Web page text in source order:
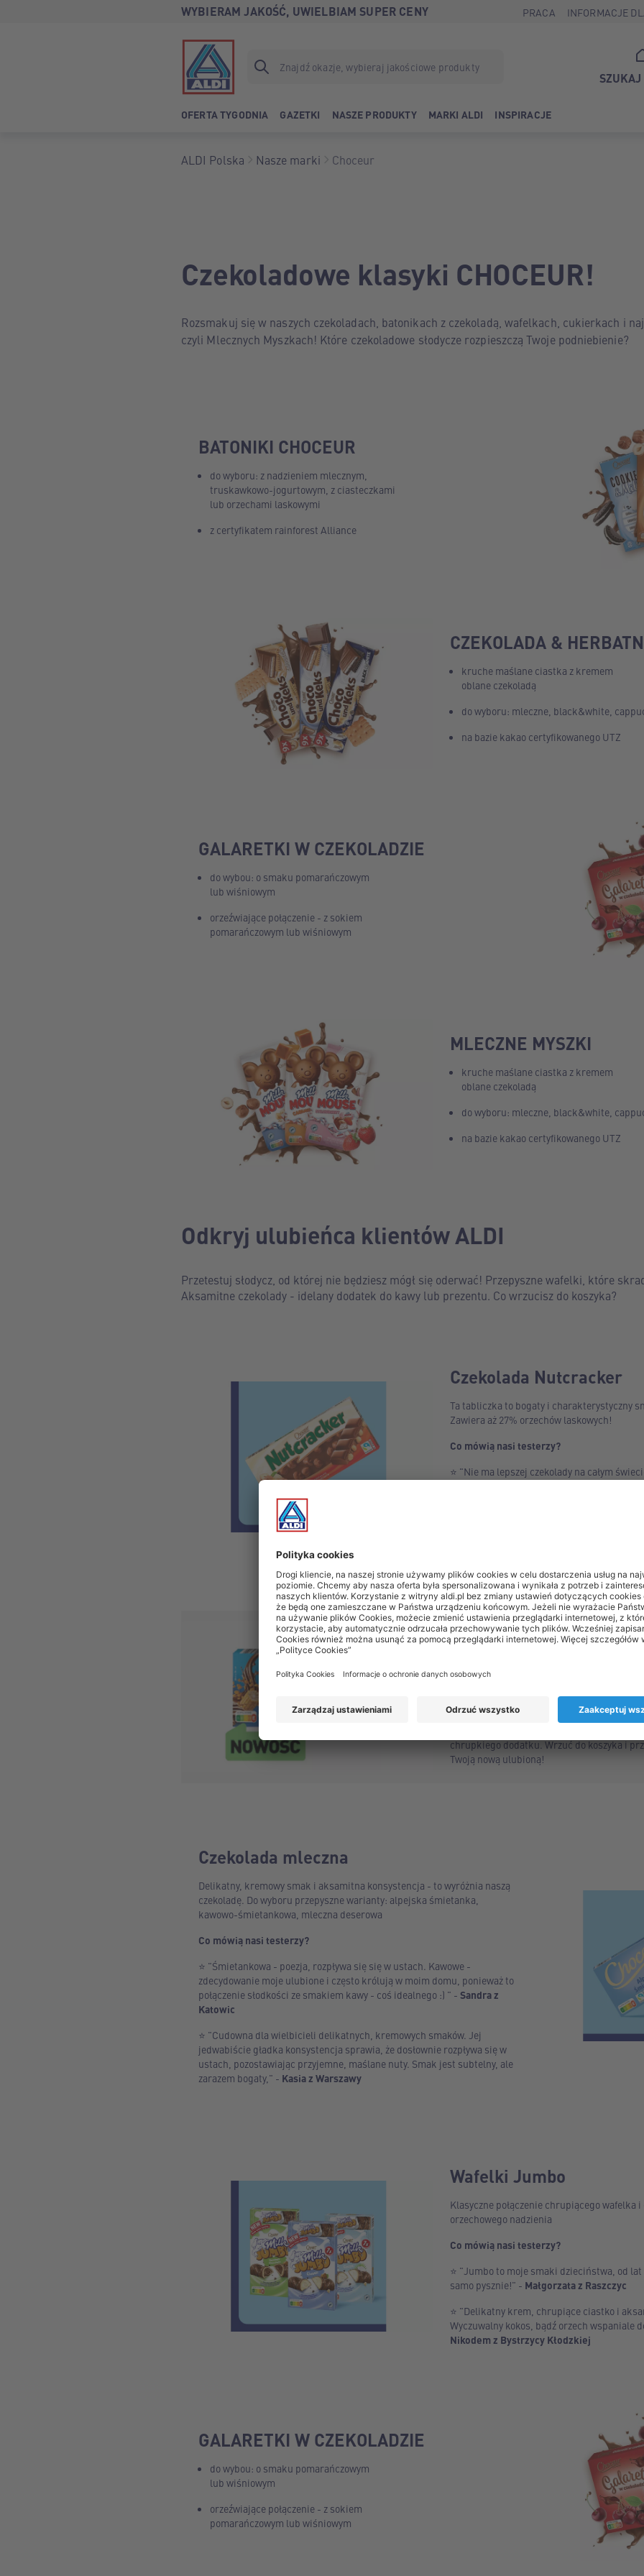
WYBIERAM JAKOŚĆ, UWIELBIAM SUPER CENY PRACA INFORMACJE
OFERTA TYGODNIA GAZETKI NASZE PRODUKTY MARKI ALDI INSPIRACJE
ALDI Polska Nasze marki Choceur
Czekoladowe klasyki CHOCEUR!
Rozsmakuj się w naszych czekoladach, batonikach z czekoladą, wafelkach, cukierkach i
czyli Mlecznych Myszkach! Które czekoladowe słodycze rozpieszczą Twoje podniebienie?
BATONIKI CHOCEUR
do wyboru: z nadzieniem mlecznym,
truskawkowo-jogurtowym, z ciasteczkami
lub orzechami laskowymi
z certyfikatem rainforest Alliance
CZEKOLADA &
kruche maślane ciastka z kremem
oblane czekoladą
do wyboru: mleczne, black&white,
na bazie kakao certyfikowanego UTZ
GALARETKI W CZEKOLADZIE
do wybou: o smaku pomarańczowym
lub wiśniowym
orzeźwiające połączenie - z sokiem
pomarańczowym lub wiśniowym
MLECZNE MYSZKI
kruche maślane ciastka z kremem
oblane czekoladą
do wyboru: mleczne, black&white,
na bazie kakao certyfikowanego UTZ
Odkryj ulubieńca klientów ALDI
Przetestuj słodycz, od której nie będziesz mógł się oderwać! Przepyszne wafelki, które
Aksamitne czekolady - idelany dodatek do kawy lub prezentu. Co wrzucisz do koszyka?
Czekolada Nutcracker
Ta tabliczka to bogaty i charakterystyczny
Zawiera aż 27% orzechów laskowych!
Co mówią nasi testerzy?
⭐ "Nie ma lepszej czekolady na całym
NOWOŚĆ! Spróbuj
ustach mlecznej czekolady z chrupkim
CHOCEURto zatopione w kakaowej masie
chrupkiego dodatku. Wrzuć do koszyka i
Twoją nową ulubioną!
Czekolada mleczna
Delikatny, kremowy smak i aksamitna konsystencja - to wyróżnia naszą
czekoladę. Do wyboru przepyszne warianty: alpejska śmietanka,
kawowo-śmietankowa, mleczna deserowa
Co mówią nasi testerzy?
⭐ "Śmietankowa - poezja, rozpływa się się w ustach. Kawowe -
zdecydowanie moje ulubione i często królują w moim domu, ponieważ to
połączenie słodkości ze smakiem kawy - coś idealnego :) " - Sandra z
Katowic
⭐ "Cudowna dla wielbicieli delikatnych, kremowych smaków. Jej
jedwabiście gładka konsystencja sprawia, że dosłownie rozpływa się w
ustach, pozostawiając przyjemne, maślane nuty. Smak jest subtelny, ale
zarazem bogaty," - Kasia z Warszawy
Wafelki Jumbo
Klasyczne połączenie chrupiącego wafelka
orzechowego nadzienia
Co mówią nasi testerzy?
⭐ "Jumbo to moje smaki dzieciństwa, od
samo pysznie!" - Małgorzata z Raszczyc
⭐ "Delikatny krem, chrupiące ciastko i
Wyczuwalny kokos, bądź orzech wspaniale
Nikodem z Bystrzycy Kłodzkiej
GALARETKI W CZEKOLADZIE
do wybou: o smaku pomarańczowym
lub wiśniowym
orzeźwiające połączenie - z sokiem
pomarańczowym lub wiśniowym